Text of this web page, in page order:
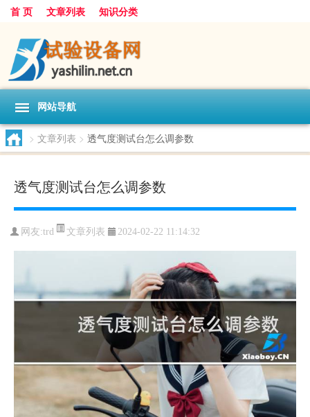
首 页 文章列表 知识分类
网站导航
> 文章列表 > 透气度测试台怎么调参数
透气度测试台怎么调参数
网友:trd 文章列表 2024-02-22 11:14:32